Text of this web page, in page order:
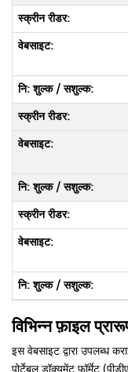
विभिन्न फ़ाइल
इस वेबसाइट द्वारा उपलब्ध